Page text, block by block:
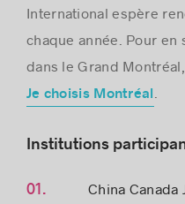
International espère
chaque année. Pour
dans le Grand
Je choisis Montréal
Institutions
China